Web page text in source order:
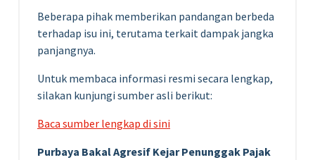
Beberapa pihak memberikan pandangan berbeda
terhadap isu ini, terutama terkait dampak jangka
panjangnya.
Untuk membaca informasi resmi secara lengkap,
silakan kunjungi sumber asli berikut:
Baca sumber lengkap di sini
Purbaya Bakal Agresif Kejar Penunggak Pajak